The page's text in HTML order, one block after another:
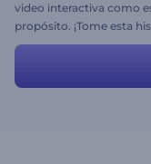
video interactiva como
propósito. ¡Tome esta
encantadoras o